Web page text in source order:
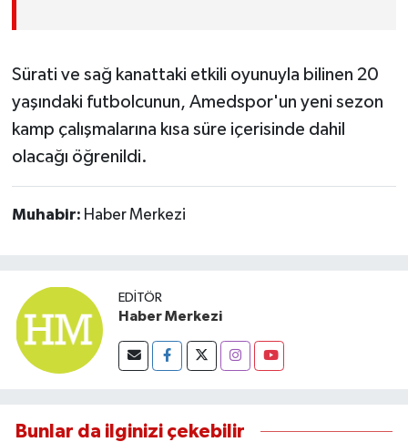
Sürati ve sağ kanattaki etkili oyunuyla bilinen 20
yaşındaki futbolcunun, Amedspor'un yeni sezon
kamp çalışmalarına kısa süre içerisinde dahil
olacağı öğrenildi.
Muhabir: Haber Merkezi
EDITÖR
Haber Merkezi
Bunlar da ilginizi çekebilir